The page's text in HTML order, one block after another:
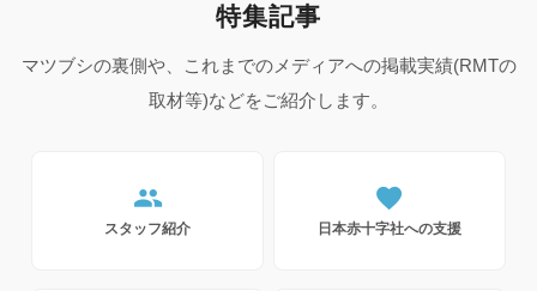
特集記事
マツブシの裏側や、これまでのメディアへの掲載実績(RMTの
取材等)などをご紹介します。
people
スタッフ紹介
favorite
日本赤十字社への支援